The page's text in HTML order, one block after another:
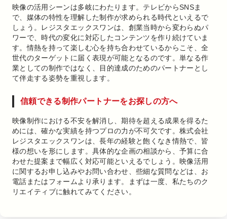
映像の活用シーンは多岐にわたります。テレビからSNSま
で、媒体の特性を理解した制作が求められる時代といえるで
しょう。レジスタエックスワンは、創業当時から変わらぬパ
ワーで、時代の変化に対応したコンテンツを作り続けていま
す。情熱を持って楽しむ心を持ち合わせているからこそ、全
世代のターゲットに届く表現が可能となるのです。単なる作
業としての制作ではなく、目的達成のためのパートナーとし
て伴走する姿勢を重視します。
信頼できる制作パートナーをお探しの方へ
映像制作における不安を解消し、期待を超える成果を得るた
めには、確かな実績を持つプロの力が不可欠です。株式会社
レジスタエックスワンは、長年の経験と飽くなき情熱で、皆
様の想いを形にします。具体的な企画の相談から、予算に合
わせた提案まで幅広く対応可能といえるでしょう。映像活用
に関するお申し込みやお問い合わせ、些細な質問などは、お
電話またはフォームより承ります。まずは一度、私たちのク
リエイティブに触れてみてください。